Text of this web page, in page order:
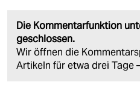
Die Kommentarfunktion
geschlossen.
Wir öffnen die
Artikeln für etwa drei Tage